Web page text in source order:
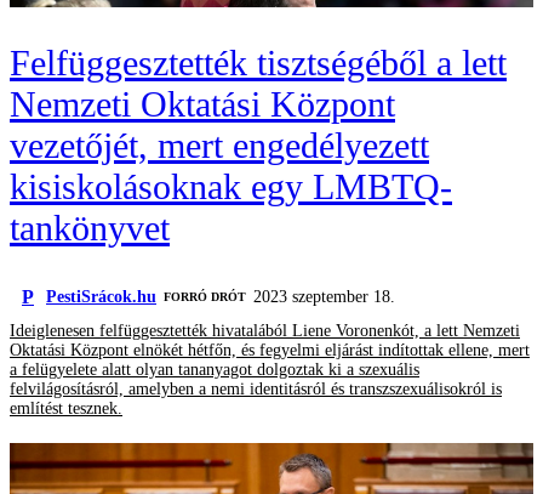
Felfüggesztették tisztségéből a lett
Nemzeti Oktatási Központ
vezetőjét, mert engedélyezett
kisiskolásoknak egy LMBTQ-
tankönyvet
P PestiSrácok.hu FORRÓ DRÓT 2023 szeptember 18.
Ideiglenesen felfüggesztették hivatalából Liene Voronenkót, a lett Nemzeti
Oktatási Központ elnökét hétfőn, és fegyelmi eljárást indítottak ellene, mert
a felügyelete alatt olyan tananyagot dolgoztak ki a szexuális
felvilágosításról, amelyben a nemi identitásról és transzszexuálisokról is
említést tesznek.